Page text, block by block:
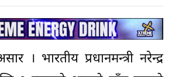
। भारतीय प्रधानमन्त्री नरेन्द्र